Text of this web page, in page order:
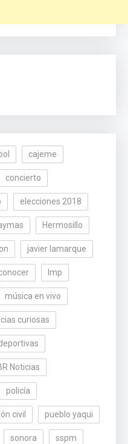
cajeme
concierto
elecciones 2018
Hermosillo
javier lamarque
lmp
música en vivo
curiosas
Noticias
policía
civil pueblo yaqui
sonora sspm